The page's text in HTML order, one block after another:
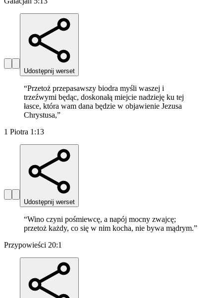
Udostępnij werset
“Przetoż przepasawszy biodra myśli waszej i
trzeźwymi będąc, doskonałą miejcie nadzieję ku tej
łasce, która wam dana będzie w objawienie Jezusa
Chrystusa,”
1 Piotra 1:13
Udostępnij werset
“Wino czyni pośmiewcę, a napój mocny zwajcę;
przetoż każdy, co się w nim kocha, nie bywa mądrym.”
Przypowieści 20:1